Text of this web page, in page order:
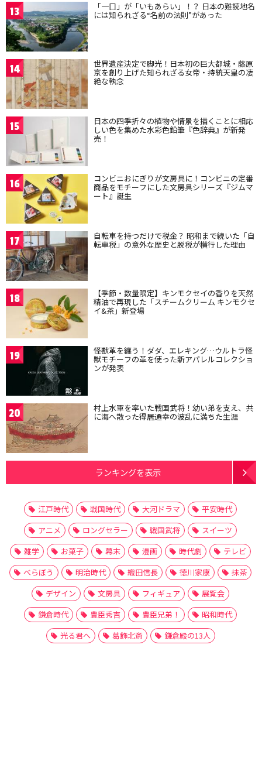
13 「一口」が「いもあらい」！？ 日本の難読地名
には知られざる“名前の法則”があった
14 世界遺産決定で脚光！日本初の巨大都城・藤原
京を創り上げた知られざる女帝・持統天皇の凄
絶な執念
15 日本の四季折々の植物や情景を描くことに相応
しい色を集めた水彩色鉛筆『色辞典』が新発
売！
16 コンビニおにぎりが文房具に！コンビニの定番
商品をモチーフにした文房具シリーズ『ジムマ
ート』誕生
17 自転車を持つだけで税金？ 昭和まで続いた「自
転車税」の意外な歴史と脱税が横行した理由
18 【季節・数量限定】キンモクセイの香りを天然
精油で再現した「スチームクリーム キンモクセ
イ&茶」新登場
19 怪獣革を纏う！ダダ、エレキング…ウルトラ怪
獣モチーフの革を使った新アパレルコレクショ
ンが発表
20 村上水軍を率いた戦国武将！幼い弟を支え、共
に海へ散った得居通幸の波乱に満ちた生涯
ランキングを表示
江戸時代 戦国時代 大河ドラマ
平安時代
アニメ
ロングセラー 戦国武将
スイーツ
雑学
お菓子 幕末 漫画 時代劇
テレビ
べらぼう
明治時代 織田信長 徳川家康
抹茶
デザイン
文房具 フィギュア
展覧会
鎌倉時代
豊臣秀吉 豊臣兄弟！
昭和時代
光る君へ
葛飾北斎 鎌倉殿の13人